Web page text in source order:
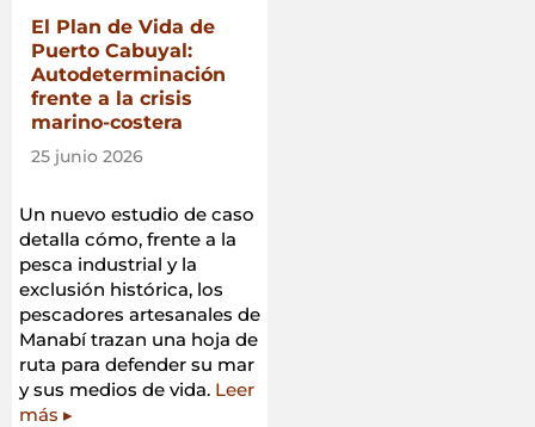
El Plan de Vida de
Puerto Cabuyal:
Autodeterminación
frente a la crisis
marino-costera
25 junio 2026
Un nuevo estudio de caso
detalla cómo, frente a la
pesca industrial y la
exclusión histórica, los
pescadores artesanales de
Manabí trazan una hoja de
ruta para defender su mar
y sus medios de vida. Leer
más ▸